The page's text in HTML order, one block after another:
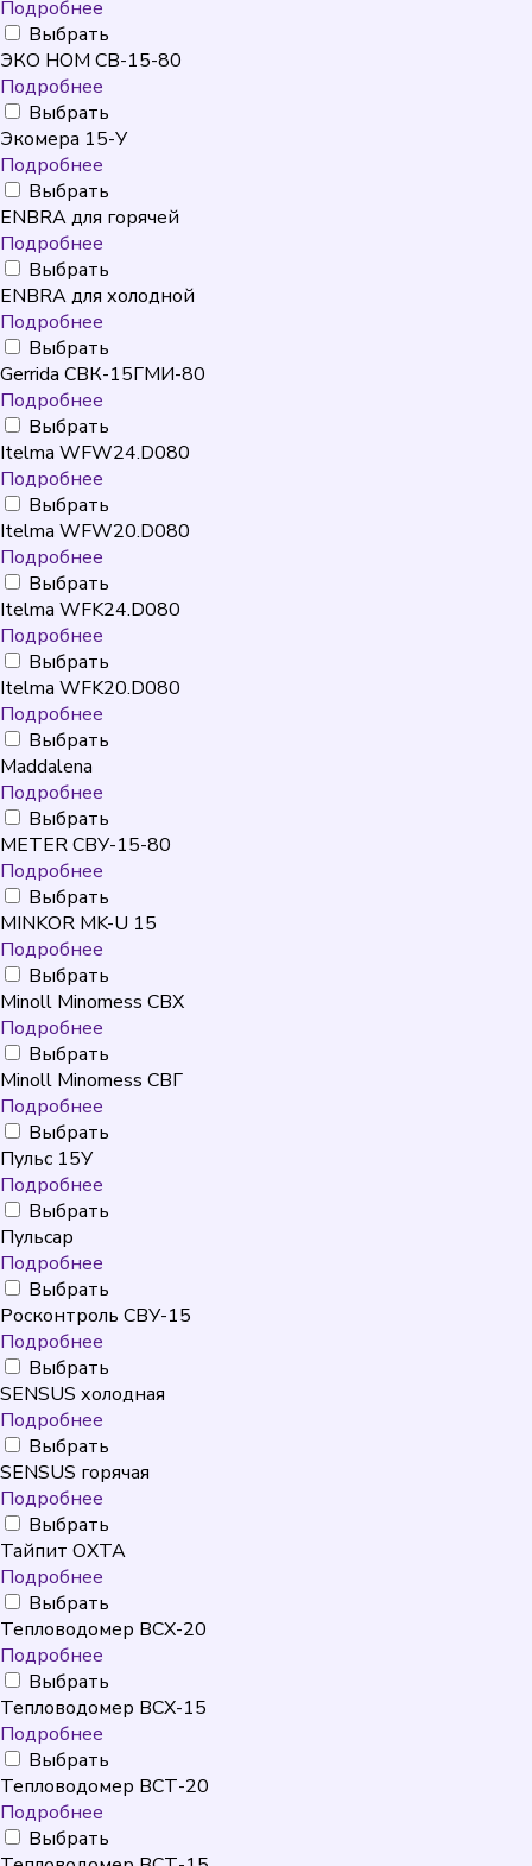
Подробнее
Выбрать
ЭКО НОМ СВ-15-80
Подробнее
Выбрать
Экомера 15-У
Подробнее
Выбрать
ENBRA для горячей
Подробнее
Выбрать
ENBRA для холодной
Подробнее
Выбрать
Gerrida СВК-15ГМИ-80
Подробнее
Выбрать
Itelma WFW24.D080
Подробнее
Выбрать
Itelma WFW20.D080
Подробнее
Выбрать
Itelma WFK24.D080
Подробнее
Выбрать
Itelma WFK20.D080
Подробнее
Выбрать
Maddalena
Подробнее
Выбрать
METER СВУ-15-80
Подробнее
Выбрать
MINKOR MK-U 15
Подробнее
Выбрать
Minoll Minomess СВХ
Подробнее
Выбрать
Minoll Minomess СВГ
Подробнее
Выбрать
Пульс 15У
Подробнее
Выбрать
Пульсар
Подробнее
Выбрать
Росконтроль СВУ-15
Подробнее
Выбрать
SENSUS холодная
Подробнее
Выбрать
SENSUS горячая
Подробнее
Выбрать
Тайпит ОХТА
Подробнее
Выбрать
Тепловодомер ВСХ-20
Подробнее
Выбрать
Тепловодомер ВСХ-15
Подробнее
Выбрать
Тепловодомер ВСТ-20
Подробнее
Выбрать